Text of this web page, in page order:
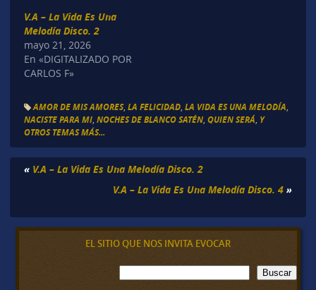
V.A – La Vida Es Una
Melodía Disco. 2
mayo 21, 2026
En «DIGITALIZADO POR
CARLOS F»
AMOR DE MIS AMORES, LA FELICIDAD, LA VIDA ES UNA MELODÍA
NACISTE PARA MI, NOCHES DE BLANCO SATÉN, QUIEN SERÁ Y
OTROS TEMAS MÁS...
« V.A – La Vida Es Una Melodía Disco. 2
V.A – La Vida Es Una Melodía Disco. 4 »
EL SITIO QUE NOS INVITA EVOCAR
B
u
Buscar